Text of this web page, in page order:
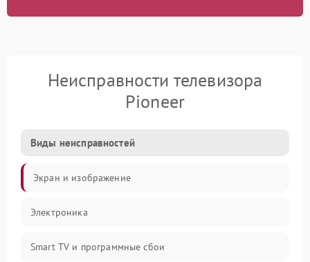
Неисправности телевизора
Pioneer
Виды неисправностей
Экран и изображение
Электроника
Smart TV и программные сбои